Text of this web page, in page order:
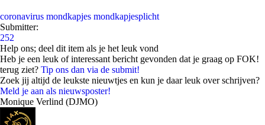
coronavirus mondkapjes mondkapjesplicht
Submitter:
252
Help ons; deel dit item als je het leuk vond
Heb je een leuk of interessant bericht gevonden dat je graag op FOK!
terug ziet? Tip ons dan via de submit!
Zoek jij altijd de leukste nieuwtjes en kun je daar leuk over schrijven?
Meld je aan als nieuwsposter!
Monique Verlind (DJMO)